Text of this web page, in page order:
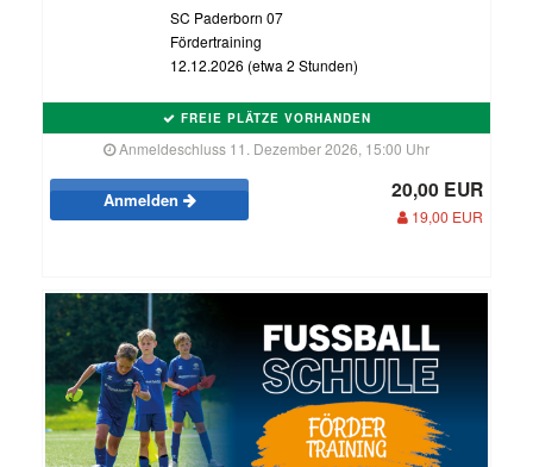
SC Paderborn 07
Fördertraining
12.12.2026 (etwa 2 Stunden)
FREIE PLÄTZE VORHANDEN
Anmeldeschluss 11. Dezember 2026, 15:00 Uhr
Anmelden 20,00 EUR
19,00 EUR